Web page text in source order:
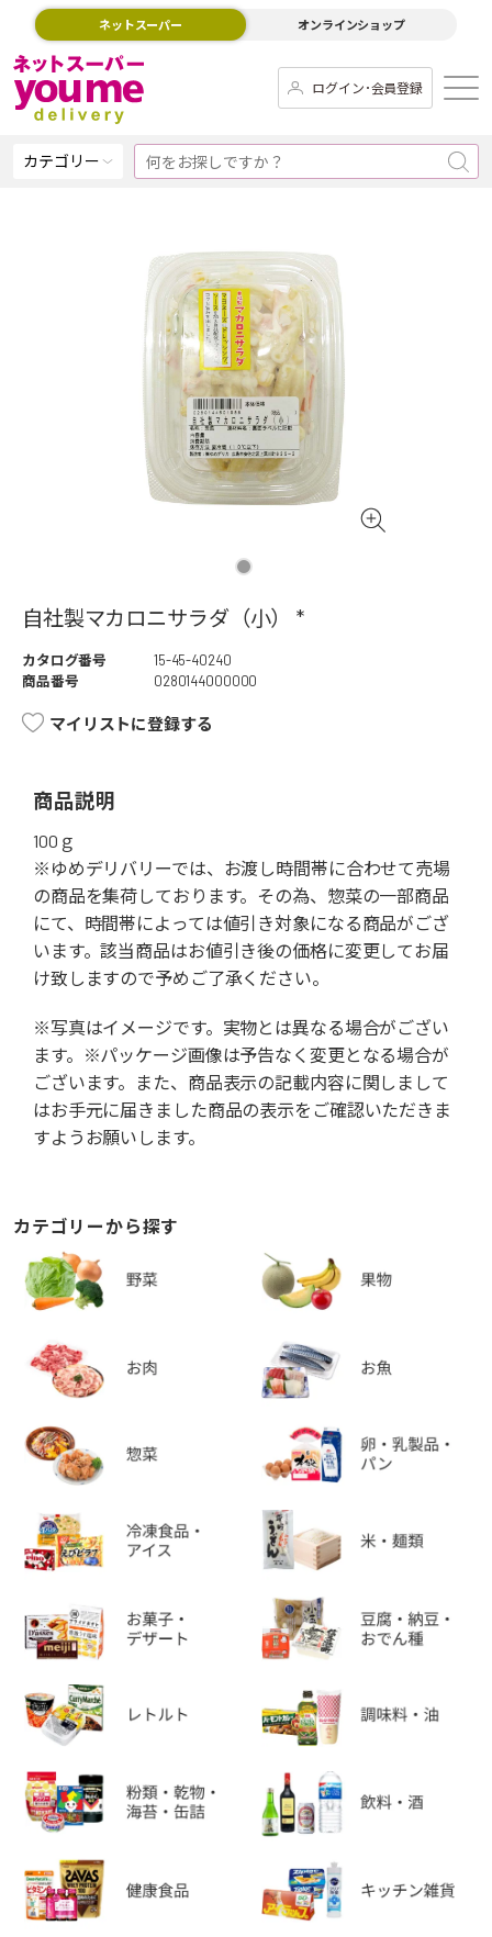
ネットスーパー オンラインショップ
ログイン･会員登録
カテゴリー
自社製マカロニサラダ（小） *
カタログ番号
15-45-40240
商品番号
0280144000000
マイリストに登録する
商品説明
100ｇ
※ゆめデリバリーでは、お渡し時間帯に合わせて売場
の商品を集荷しております。その為、惣菜の一部商品
にて、時間帯によっては値引き対象になる商品がござ
います。該当商品はお値引き後の価格に変更してお届
け致しますので予めご了承ください。
※写真はイメージです。実物とは異なる場合がござい
ます。※パッケージ画像は予告なく変更となる場合が
ございます。また、商品表示の記載内容に関しまして
はお手元に届きました商品の表示をご確認いただきま
すようお願いします。
カテゴリーから探す